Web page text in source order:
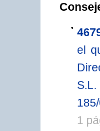
el
1